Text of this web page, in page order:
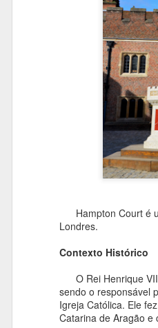
Hampton Court é
Londres.
Contexto Histórico
O Rei Henrique
sendo o responsável
Igreja Católica. Ele
Catarina de Aragão e
Lindau, uma cidade
bávara no Lago
Constança
Lindau foi a cidade que escolhi
para os pernoites no Lago